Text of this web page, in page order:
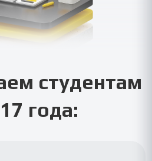
студентам
года: